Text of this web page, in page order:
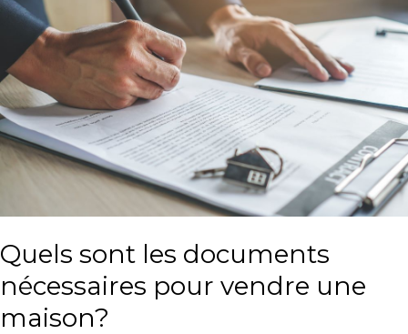
Quels sont les documents
nécessaires pour vendre une
maison?